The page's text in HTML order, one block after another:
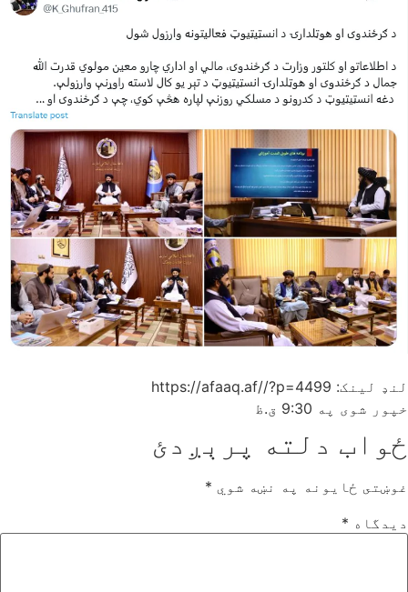
لنډ لینک: https://afaaq.af//?p=4499
خپور شوی په 9:30 ق.ظ
ځواب دلته پرېږدئ
غوښتى ځایونه په نښه شوي *
دیدگاه *